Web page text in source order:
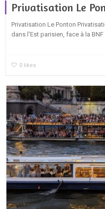
Privatisation Le
Privatisation Le Ponton
dans l'Est parisien, face à la BNF
0 likes